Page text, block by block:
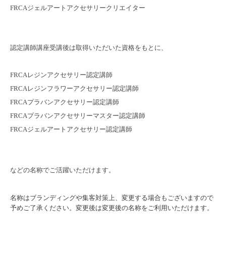
FRCAジェルアートアクセサリークリエイター
認定講師講座受講後は取得いただいた資格をもとに、
FRCAレジンアクセサリー認定講師
FRCAレジンフラワーアクセサリー認定講師
FRCAプラバンアクセサリー認定講師
FRCAプラバンアクセサリーマスター認定講師
FRCAジェルアートアクセサリー認定講師
などの名称でご活躍いただけます。
名称はブランディングや集客対策上、変更する場合もございますので
予めご了承ください。 変更後は変更後の名称をご利用いただけます。